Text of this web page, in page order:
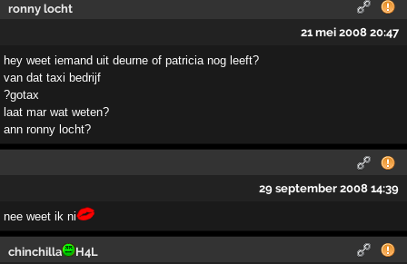
ronny locht
21 mei 2008 20:47
hey weet iemand uit deurne of patricia nog leeft?
van dat taxi bedrijf
?gotax
laat mar wat weten?
ann ronny locht?
29 september 2008 14:39
nee weet ik ni
chinchilla
H4L